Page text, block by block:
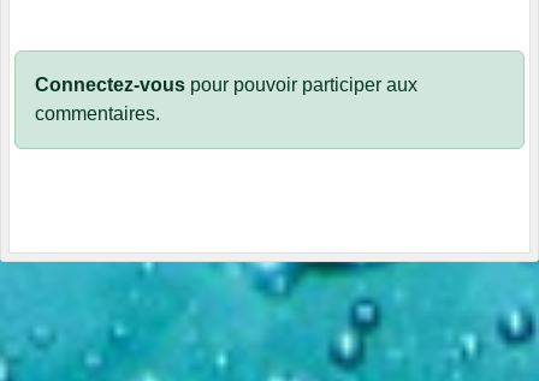
Connectez-vous pour pouvoir participer aux
commentaires.